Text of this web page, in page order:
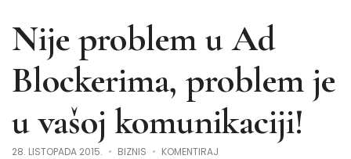
Nije problem u Ad
Blockerima, problem je
u vašoj komunikaciji!
28. LISTOPADA 2015. BIZNIS KOMENTIRAJ